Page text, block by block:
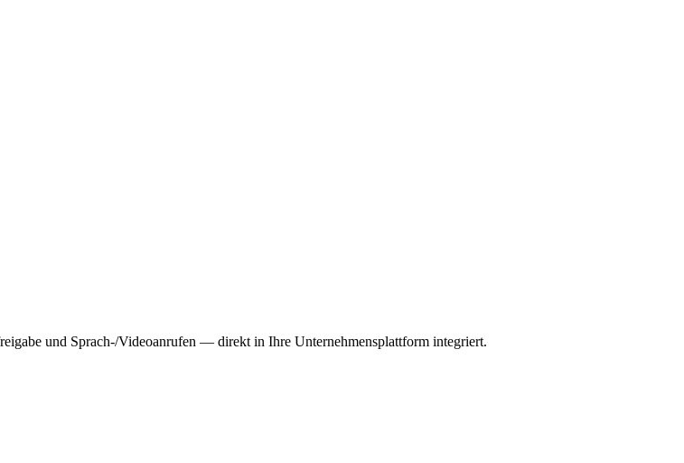
und Sprach-/Videoanrufen — direkt in Ihre Unternehmensplattform integriert.